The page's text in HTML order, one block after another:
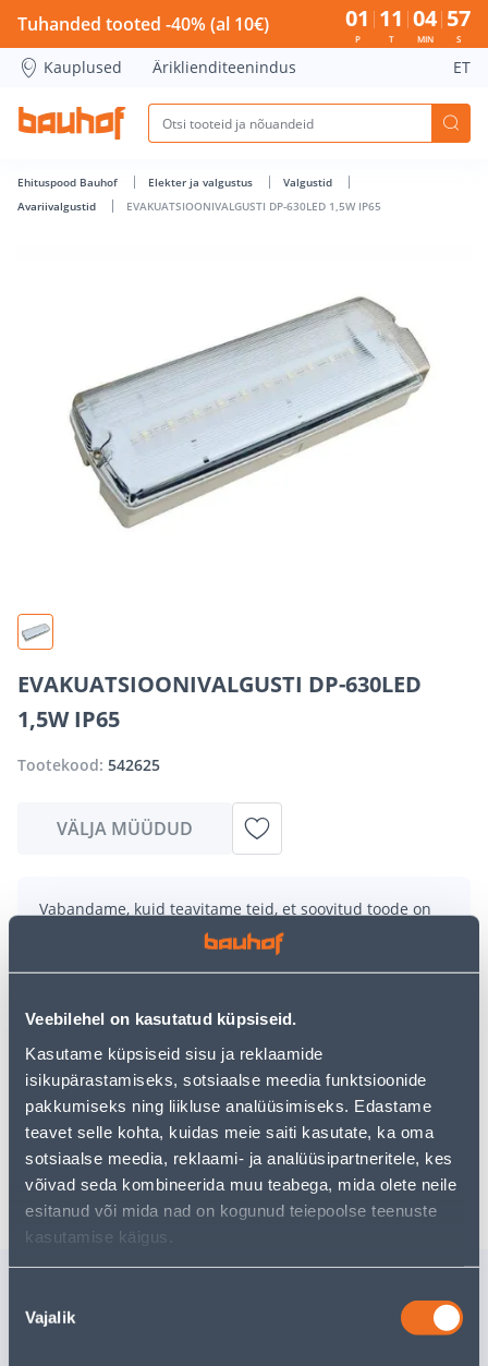
Veebilehel on kasutatud küpsiseid.
Kasutame küpsiseid sisu ja reklaamide
isikupärastamiseks, sotsiaalse meedia funktsioonide
pakkumiseks ning liikluse analüüsimiseks. Edastame
teavet selle kohta, kuidas meie saiti kasutate, ka oma
sotsiaalse meedia, reklaami- ja analüüsipartneritele, kes
võivad seda kombineerida muu teabega, mida olete neile
esitanud või mida nad on kogunud teiepoolse teenuste
kasutamise käigus.
valik
Vajalik
EVAKUATSIOONIVALGUSTI DP-630LED 1,5W IP65 - Bauhof
Tuhanded tooted -40% (al 10€) 01
P
11
T
04
MIN
57
S
Kauplused Äriklienditeenindus ET
Ehituspood Bauhof Elekter ja valgustus
Valgustid
Avariivalgustid
EVAKUATSIOONIVALGUSTI DP-630LED 1,5W IP65
EVAKUATSIOONIVALGUSTI DP-630LED
1,5W IP65
Tootekood: 542625
VÄLJA MÜÜDUD
Vabandame, kuid teavitame teid, et soovitud toode on
hetkel suure nõudluse tõttu ajutiselt otsas. Siiski
pakume suurepäraseid alternatiive samast
tootekategooriast, mis võivad teile sama palju rõõmu
Teie ostlemisrõõm ei pea aga siin lõppema - oma
kasutades meie võimsat otsingufunktsiooni, et leida
veelgi meelepärasemad valikuid. Head ostlemist!
Tarne pole võimalik
40 40W